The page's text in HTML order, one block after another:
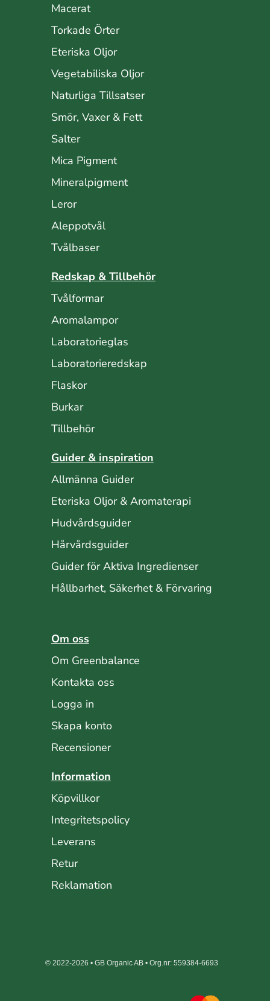
Macerat
Torkade Örter
Eteriska Oljor
Vegetabiliska Oljor
Naturliga Tillsatser
Smör, Vaxer & Fett
Salter
Mica Pigment
Mineralpigment
Leror
Aleppotvål
Tvålbaser
Redskap & Tillbehör
Tvålformar
Aromalampor
Laboratorieglas
Laboratorieredskap
Flaskor
Burkar
Tillbehör
Guider & inspiration
Allmänna Guider
Eteriska Oljor & Aromaterapi
Hudvårdsguider
Hårvårdsguider
Guider för Aktiva Ingredienser
Hållbarhet, Säkerhet & Förvaring
Om oss
Om Greenbalance
Kontakta oss
Logga in
Skapa konto
Recensioner
Information
Köpvillkor
Integritetspolicy
Leverans
Retur
Reklamation
© 2022-2026 • GB Organic AB • Org.nr: 559384-6693